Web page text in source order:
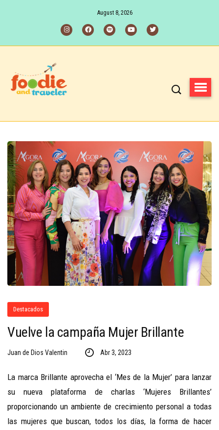
August 8, 2026
Destacados
Vuelve la campaña Mujer Brillante
Juan de Dios Valentin Abr 3, 2023
La marca Brillante aprovecha el ‘Mes de la Mujer’ para lanzar
su nueva plataforma de charlas ‘Mujeres Brillantes’
proporcionando un ambiente de crecimiento personal a todas
las mujeres que buscan, todos los días, la forma de hacer